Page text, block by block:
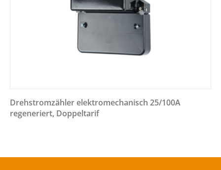
Drehstromzähler elektromechanisch 25/100A
regeneriert, Doppeltarif